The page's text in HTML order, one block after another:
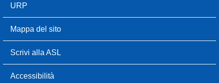
URP
Mappa del sito
Scrivi alla ASL
Accessibilità